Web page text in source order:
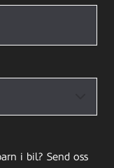
i bil? Send oss